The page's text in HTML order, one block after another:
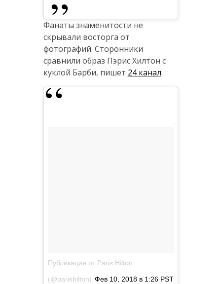
Фанаты знаменитости не
скрывали восторга от
фотографий. Сторонники
сравнили образ Пэрис Хилтон с
куклой Барби, пишет 24 канал.
Публикация от Paris Hilton
(@parishilton) Фев 10, 2018 в 1:26 PST